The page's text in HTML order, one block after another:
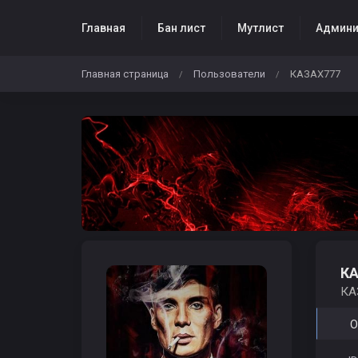
Главная Бан лист Мутлист
Жалобы
Главная страница / Пользователи / КАЗАХ777